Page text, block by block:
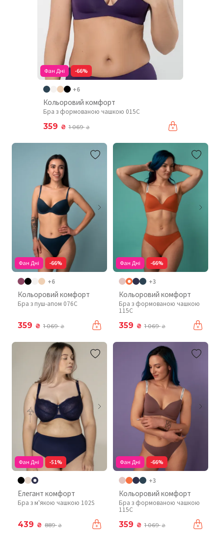
Фан Дні -66%
+6
Кольоровий комфорт
Бра з формованою чашкою 015C
359 ₴ 1 069₴
Фан Дні -66%
+6
Кольоровий комфорт
Бра з пуш-апом 076C
359 ₴ 1 069₴
Фан Дні -66%
+3
Кольоровий комфорт
Бра з формованою чашкою
115C
359 ₴ 1 069₴
Фан Дні -51%
Елегант комфорт
Бра з м'якою чашкою 102S
439 ₴ 889₴
Фан Дні -66%
+3
Кольоровий комфорт
Бра з формованою чашкою
115C
359 ₴ 1 069₴